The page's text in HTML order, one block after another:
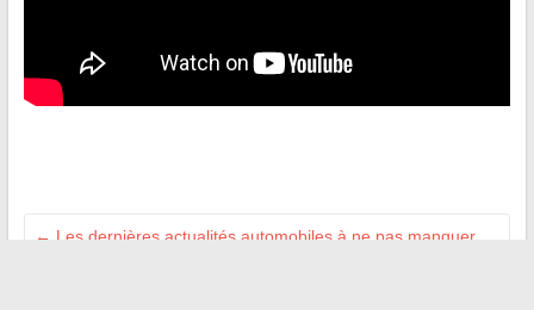
← Les dernières actualités automobiles à ne pas manquer